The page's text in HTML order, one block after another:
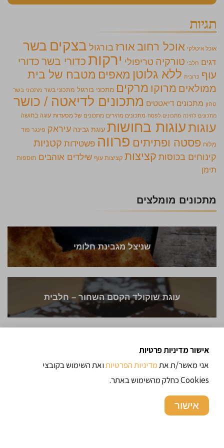
תגיות
אוכל איטלקי אוכל רחוב אורזבורגול בצקים בשר
דגים חלבי טורקיה טריפולי ירקות כדורי בשר כדורי
עוף כרובית ללא גלוטן מאפים מטבח של בית
ממולאים מרוקו מרקים מתכוני בורגול מתכוני בשר מתכוני בשר
טחון מתכונים דיאטטים מתכונים לדיאטה / כושר
מתכונים לחינה מתכונים לפסח מתכונים מהירים מתכונים של מסעדות עוגה בחושה
עוגותעוגות בחושות עוגת גבינה עיראק פינגר פוד
מלוח פסטה ופתיתים פרווה פשטידות קטניות
קינוחים בכוסות קציצות קציצות עוף שילדים אוהבים תוספות
תימן
מתכונים מומלצים
שניצל מגבינת חלומי
עוגת שוקולד הקסם השחור – חלבית
אישור מדיניות פרטיות
אני מאשר/ת אתמדיניות הפרטיותואת השימוש בקובצי
Cookies כחלק מהשימוש באתר.
אישור